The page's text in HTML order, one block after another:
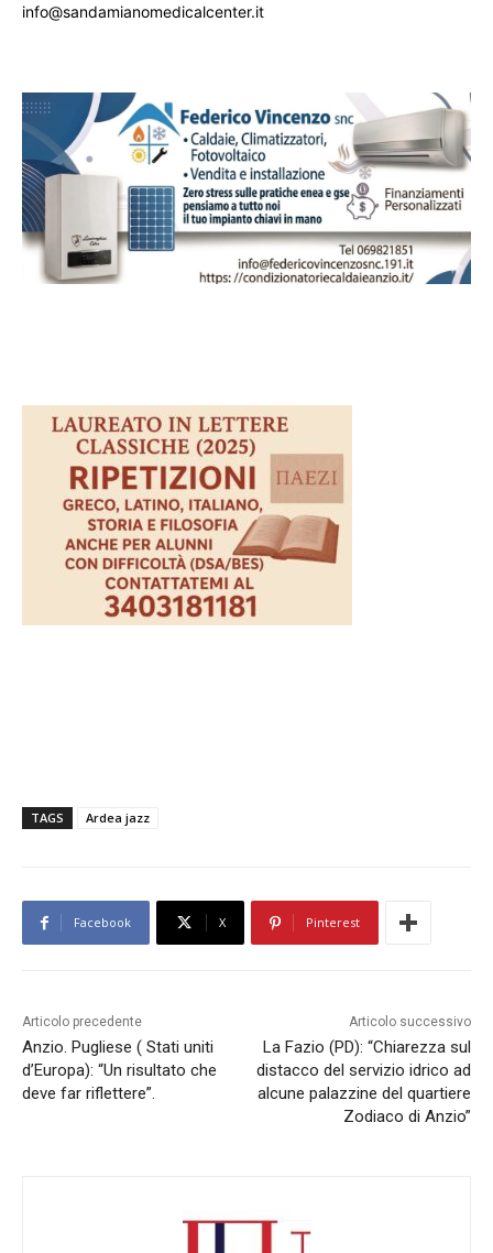
info@sandamianomedicalcenter.it
TAGS Ardea jazz
Facebook X Pinterest
Articolo precedente
Anzio. Pugliese ( Stati uniti
d’Europa): “Un risultato che
deve far riflettere”.
Articolo successivo
La Fazio (PD): “Chiarezza sul
distacco del servizio idrico ad
alcune palazzine del quartiere
Zodiaco di Anzio”